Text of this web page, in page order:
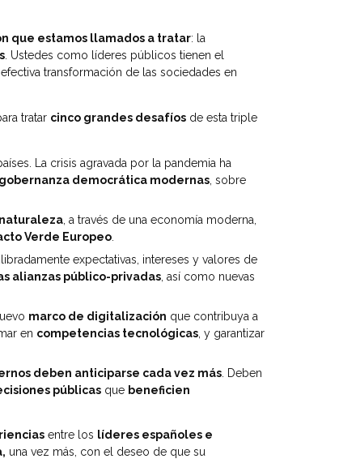
que estamos llamados a tratar: la
. Ustedes como líderes públicos tienen el
transformación de las sociedades en
tratar cinco grandes desafíos de esta triple
La crisis agravada por la pandemia ha
democrática modernas, sobre
, a través de una economía moderna,
Verde Europeo.
expectativas, intereses y valores de
alianzas público-privadas, así como nuevas
marco de digitalización que contribuya a
en competencias tecnológicas, y garantizar
deben anticiparse cada vez más. Deben
públicas que beneficien
entre los líderes españoles e
una vez más, con el deseo de que su